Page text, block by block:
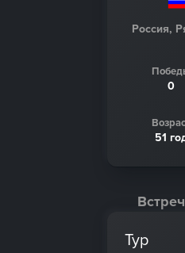
Россия,
0
51
Тур